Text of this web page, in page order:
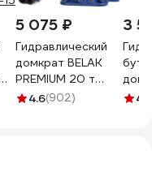
5 075 ₽
Гидравлический
домкрат BELAK
PREMIUM 20 т
BAK.30020
4.6(902)
3
4.4